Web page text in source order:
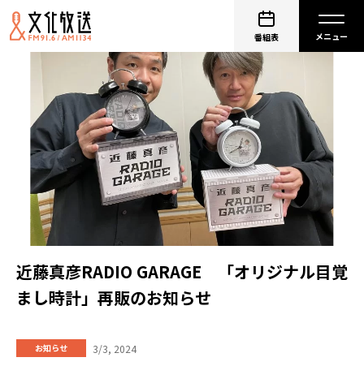
番組表
近藤真彦RADIO GARAGE 「オリジナル目覚
まし時計」再販のお知らせ
お知らせ 3/3, 2024